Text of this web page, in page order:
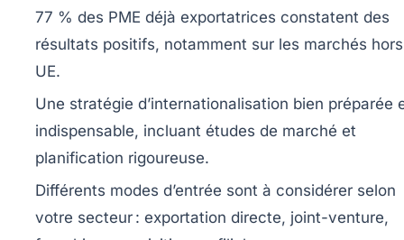
77 % des PME déjà exportatrices constatent des
résultats positifs, notamment sur les marchés hors
UE.
Une stratégie d’internationalisation bien préparée
indispensable, incluant études de marché et
planification rigoureuse.
Différents modes d’entrée sont à considérer selon
votre secteur : exportation directe, joint-venture,